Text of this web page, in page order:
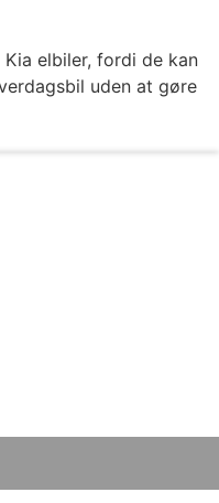
elbiler, fordi de kan
uden at gøre